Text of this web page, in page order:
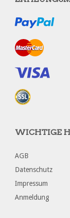
WICHTIGE
AGB
Datenschutz
Impressum
Anmeldung